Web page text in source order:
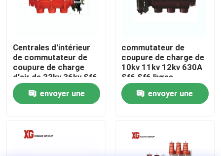
Demandez une citation
Commutateur de coupure de charge d'air
Mécanisme de distribution d'énergie
Centrales d'intérieur
de commutateur de
coupure de charge
d'air de 33kv 36kv Sf6
envoyer une
commutateur de
coupure de charge de
10kv 11kv 12kv 630A
Sf6 Sf6 livres
envoyer une